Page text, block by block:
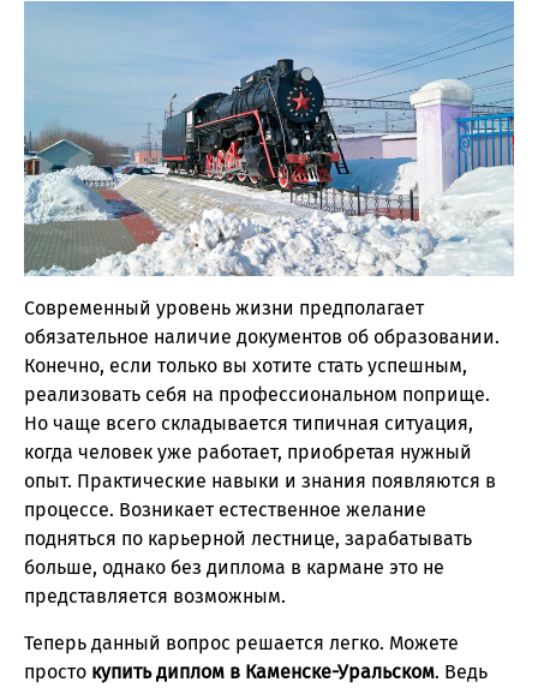
Современный уровень жизни предполагает
обязательное наличие документов об образовании.
Конечно, если только вы хотите стать успешным,
реализовать себя на профессиональном поприще.
Но чаще всего складывается типичная ситуация,
когда человек уже работает, приобретая нужный
опыт. Практические навыки и знания появляются в
процессе. Возникает естественное желание
подняться по карьерной лестнице, зарабатывать
больше, однако без диплома в кармане это не
представляется возможным.
Теперь данный вопрос решается легко. Можете
просто купить диплом в Каменске-Уральском. Ведь